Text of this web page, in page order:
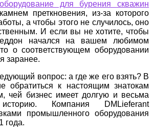
оборудование для бурения скважин
преткновения, из-за которого
а чтобы этого не случилось, оно
И если вы не хотите, чтобы
начался на вашем любимом
о соответствующем оборудовании
заранее.
вопрос: а где же его взять? В
обратиться к настоящим знатокам
чей бизнес имеет долгую и весьма
историю. Компания DMLieferant
промышленного оборудования
года.